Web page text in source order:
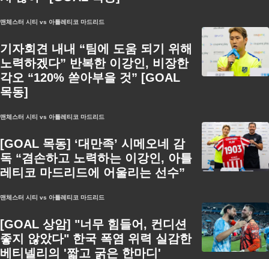
맨체스터 시티 vs 아틀레티코 마드리드
기자회견 내내 “팀에 도움 되기 위해
노력하겠다” 반복한 이강인, 비장한
각오 “120% 쏟아부을 것” [GOAL
목동]
맨체스터 시티 vs 아틀레티코 마드리드
[GOAL 목동] ‘대만족’ 시메오네 감
독 “겸손하고 노력하는 이강인, 아틀
레티코 마드리드에 어울리는 선수”
맨체스터 시티 vs 아틀레티코 마드리드
[GOAL 상암] "너무 힘들어, 컨디션
좋지 않았다" 한국 폭염 위력 실감한
베티넬리의 '짧고 굵은 한마디'